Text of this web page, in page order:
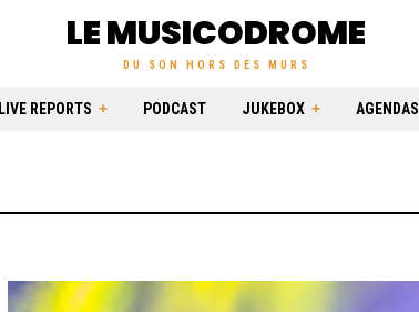
LE MUSICODROME
DU SON HORS DES MURS
LIVE REPORTS PODCAST JUKEBOX AGENDAS